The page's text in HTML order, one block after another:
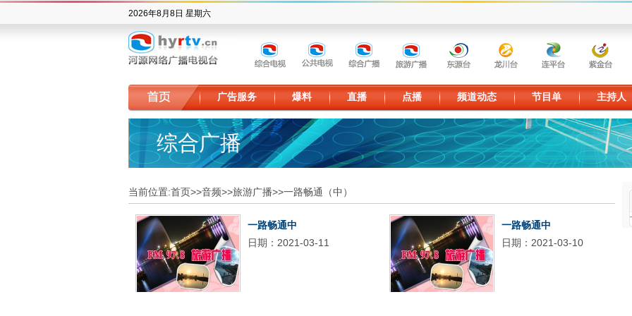
2026年8月8日 星期六
广告服务 爆料 直播 点播 频道动态 节目单 主持人
综合广播
当前位置:首页>>音频>>旅游广播>>一路畅通（中）
一路畅通中
日期：2021-03-11
一路畅通中
日期：2021-03-10